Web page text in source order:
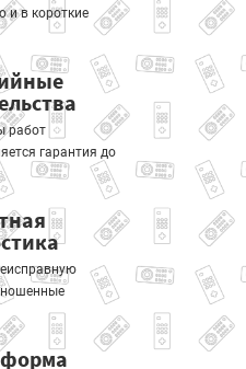
и в короткие
работ
гарантия до